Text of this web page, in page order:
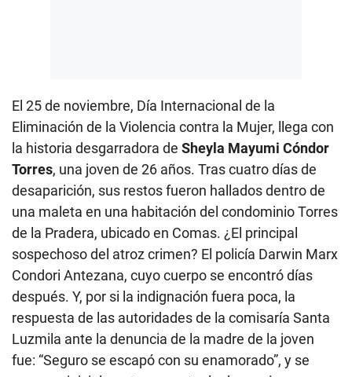
El 25 de noviembre, Día Internacional de la
Eliminación de la Violencia contra la Mujer, llega con
la historia desgarradora de Sheyla Mayumi Cóndor
Torres, una joven de 26 años. Tras cuatro días de
desaparición, sus restos fueron hallados dentro de
una maleta en una habitación del condominio Torres
de la Pradera, ubicado en Comas. ¿El principal
sospechoso del atroz crimen? El policía Darwin Marx
Condori Antezana, cuyo cuerpo se encontró días
después. Y, por si la indignación fuera poca, la
respuesta de las autoridades de la comisaría Santa
Luzmila ante la denuncia de la madre de la joven
fue: “Seguro se escapó con su enamorado”, y se